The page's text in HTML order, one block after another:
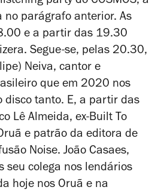
no parágrafo anterior. As
e a partir das 19.30
. Segue-se, pelas 20.30,
Neiva, cantor e
que em 2020 nos
disco tanto. E, a partir das
Lê Almeida, ex-Built To
e patrão da editora de
Noise. João Casaes,
seu colega nos lendários
hoje nos Oruã e na